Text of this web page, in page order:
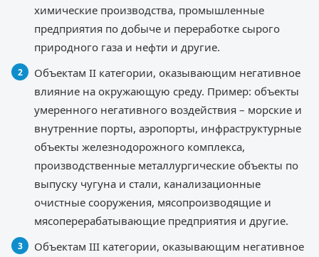
химические производства, промышленные
предприятия по добыче и переработке сырого
природного газа и нефти и другие.
Объектам II категории, оказывающим негативное
влияние на окружающую среду. Пример: объекты
умеренного негативного воздействия – морские и
внутренние порты, аэропорты, инфраструктурные
объекты железнодорожного комплекса,
производственные металлургические объекты по
выпуску чугуна и стали, канализационные
очистные сооружения, мясопроизводящие и
мясоперерабатывающие предприятия и другие.
Объектам III категории, оказывающим негативное